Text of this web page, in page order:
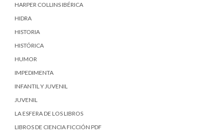
HARPER COLLINS IBÉRICA
HIDRA
HISTORIA
HISTÓRICA
HUMOR
IMPEDIMENTA
INFANTIL Y JUVENIL
JUVENIL
LA ESFERA DE LOS LIBROS
LIBROS DE CIENCIA FICCIÓN PDF